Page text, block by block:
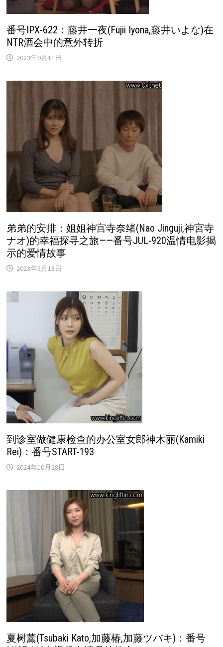
番号IPX-622：藤井一夜(Fujii Iyona,藤井いよな)在
NTR酒会中的意外转折
2023年9月11日
弟弟的安排：姐姐神宫寺奈绪(Nao Jinguji,神宮寺
ナオ)的幸福探寻之旅——番号JUL-920温情电影揭
示的爱情故事
2023年5月18日
到诊室做健康检查的办公室女郎神木丽(Kamiki
Rei)：番号START-193
2024年10月28日
夏树薰(Tsubaki Kato,加藤椿,加藤ツバキ)：番号